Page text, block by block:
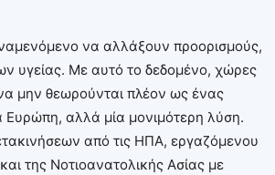
να αλλάξουν προορισμούς,
υγείας. Με αυτό το δεδομένο, χώρες
μην θεωρούνται πλέον ως ένας
Ευρώπη, αλλά μία μονιμότερη λύση.
από τις ΗΠΑ, εργαζόμενου
της Νοτιοανατολικής Ασίας με